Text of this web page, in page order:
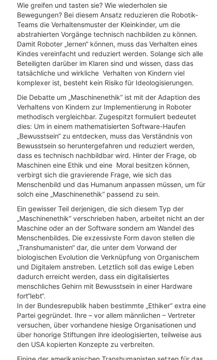
Wie greifen und tasten sie? Wie wiederholen sie
Bewegungen? Bei diesem Ansatz reduzieren die Robotik-
Teams die Verhaltensmuster der Kleinkinder, um die
abstrahierten Vorgänge technisch nachbilden zu können.
Damit Roboter „lernen“ können, muss das Verhalten eines
Kindes vereinfacht und reduziert werden. Solange sich alle
Beteiligten darüber im Klaren sind und wissen, dass das
tatsächliche und wirkliche Verhalten von Kindern viel
komplexer ist, besteht kein Risiko für Ideologisierungen.
Die Debatte um „Maschinenethik“ ist mit der Adaption des
Verhaltens von Kindern zur Implementierung in Roboter
methodisch vergleichbar. Zugespitzt formuliert bedeutet
dies: Um in einem mathematisierten Software-Haufen
„Bewusstsein“ zu entdecken, muss das Verständnis von
Bewusstsein so heruntergefahren und reduziert werden,
dass es technisch nachbildbar wird. Hinter der Frage, ob
Maschinen eine Ethik und eine Moral besitzen können,
verbirgt sich die gravierende Frage, wie sich das
Menschenbild und das Humanum anpassen müssen, um für
solch eine „Maschinenethik“ passend zu sein.
Ein gewisser Teil derjenigen, die sich diesem Typ der
„Maschinenethik“ verschrieben haben, arbeitet nicht an der
Maschine oder an der Software sondern am Wandel des
Menschenbildes. Die exzessivste Form davon stellen die
„Transhumanisten“ dar, die unter dem Vorwand der
biologischen Evolution die Verknüpfung von Organischem
und Digitalem anstreben. Letztlich soll das ewige Leben
dadurch erreicht werden, dass ein digitalisiertes
menschliches Gehirn mit Bewusstsein in einer Hardware
fort“lebt“.
In der Bundesrepublik haben bestimmte „Ethiker“ extra eine
Partei gegründet. Ihre – vor allem männlichen – Vertreter
versuchen, über vorhandene hiesige Organisationen und
über honorige Stiftungen ihre ideologisierten, teilweise aus
den USA kopierten Konzepte zu verbreiten.